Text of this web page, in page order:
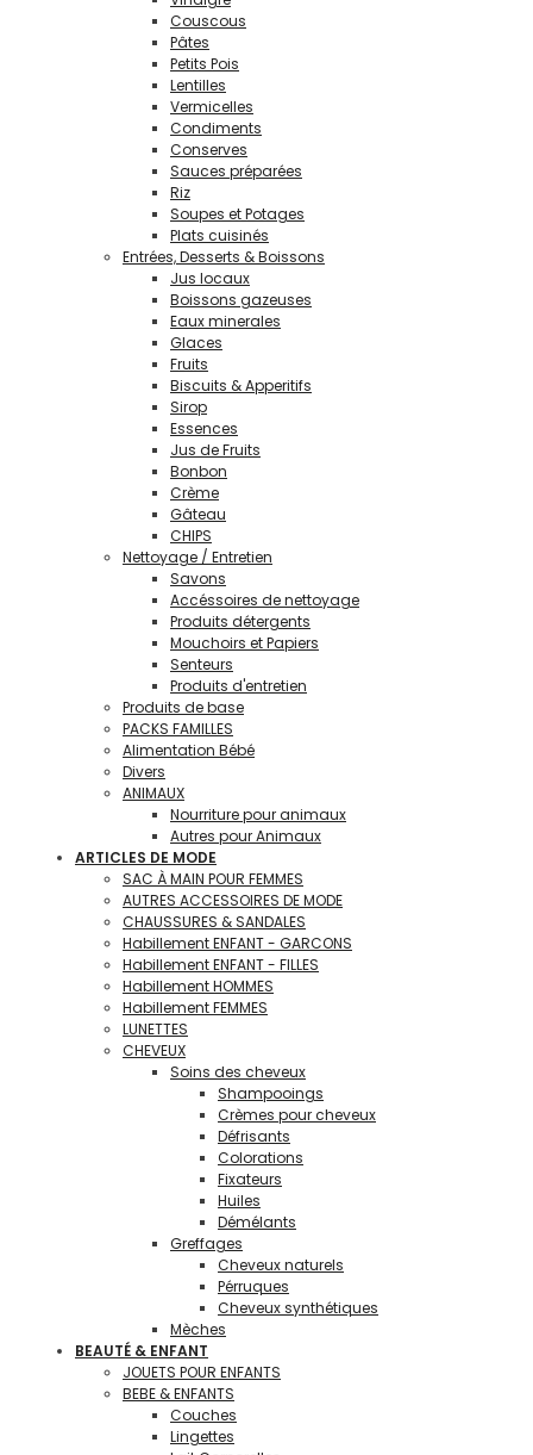
Couscous
Pâtes
Petits Pois
Lentilles
Vermicelles
Condiments
Conserves
Sauces préparées
Riz
Soupes et Potages
Plats cuisinés
Entrées, Desserts & Boissons
Jus locaux
Boissons gazeuses
Eaux minerales
Glaces
Fruits
Biscuits & Apperitifs
Sirop
Essences
Jus de Fruits
Bonbon
Crème
Gâteau
CHIPS
Nettoyage / Entretien
Savons
Accéssoires de nettoyage
Produits détergents
Mouchoirs et Papiers
Senteurs
Produits d'entretien
Produits de base
PACKS FAMILLES
Alimentation Bébé
Divers
ANIMAUX
Nourriture pour animaux
Autres pour Animaux
ARTICLES DE MODE
SAC À MAIN POUR FEMMES
AUTRES ACCESSOIRES DE MODE
CHAUSSURES & SANDALES
Habillement ENFANT - GARCONS
Habillement ENFANT - FILLES
Habillement HOMMES
Habillement FEMMES
LUNETTES
CHEVEUX
Soins des cheveux
Shampooings
Crèmes pour cheveux
Défrisants
Colorations
Fixateurs
Huiles
Démélants
Greffages
Cheveux naturels
Pérruques
Cheveux synthétiques
Mèches
BEAUTÉ & ENFANT
JOUETS POUR ENFANTS
BEBE & ENFANTS
Couches
Lingettes